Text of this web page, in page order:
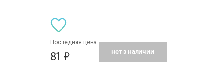
Последняя цена:
81 нет в наличии